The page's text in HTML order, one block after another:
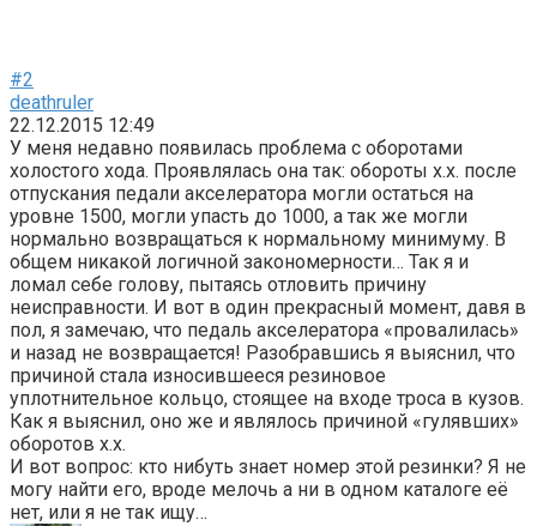
#2
deathruler
22.12.2015 12:49
У меня недавно появилась проблема с оборотами
холостого хода. Проявлялась она так: обороты х.х. после
отпускания педали акселератора могли остаться на
уровне 1500, могли упасть до 1000, а так же могли
нормально возвращаться к нормальному минимуму. В
общем никакой логичной закономерности… Так я и
ломал себе голову, пытаясь отловить причину
неисправности. И вот в один прекрасный момент, давя в
пол, я замечаю, что педаль акселератора «провалилась»
и назад не возвращается! Разобравшись я выяснил, что
причиной стала износившееся резиновое
уплотнительное кольцо, стоящее на входе троса в кузов.
Как я выяснил, оно же и являлось причиной «гулявших»
оборотов х.х.
И вот вопрос: кто нибуть знает номер этой резинки? Я не
могу найти его, вроде мелочь а ни в одном каталоге её
нет, или я не так ищу…